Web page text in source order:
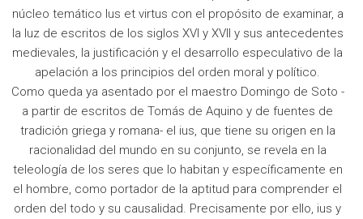
núcleo temático Ius et virtus con el propósito de examinar, a
la luz de escritos de los siglos XVI y XVII y sus antecedentes
medievales, la justificación y el desarrollo especulativo de la
apelación a los principios del orden moral y político.
Como queda ya asentado por el maestro Domingo de Soto -
a partir de escritos de Tomás de Aquino y de fuentes de
tradición griega y romana- el ius, que tiene su origen en la
racionalidad del mundo en su conjunto, se revela en la
teleología de los seres que lo habitan y específicamente en
el hombre, como portador de la aptitud para comprender el
orden del todo y su causalidad. Precisamente por ello, ius y